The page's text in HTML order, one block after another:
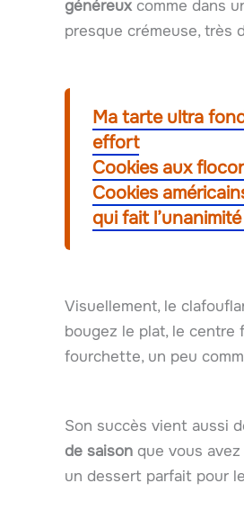
généreuxcomme dans
presque crémeuse, très
Ma tarte ultra
effort
Cookies aux
Cookies
qui fait
Visuellement, le
bougez le plat, le centre
fourchette, un peu
Son succès vient aussi
de saison que vous
un dessert parfait pour